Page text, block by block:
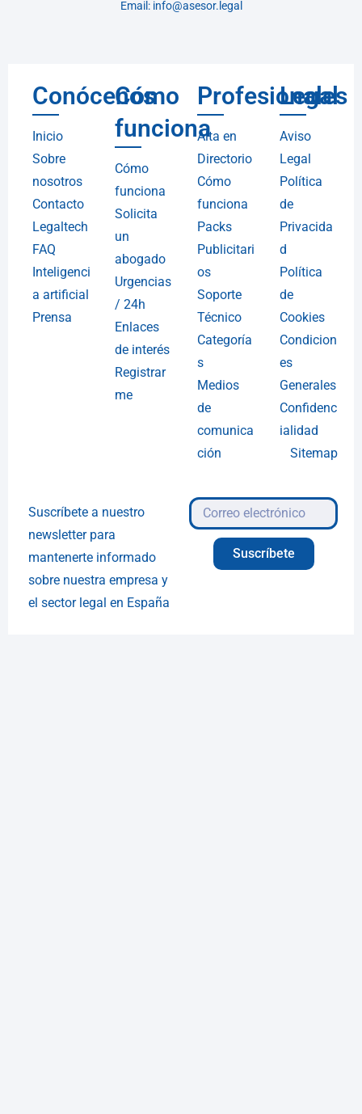
Email: info@asesor.legal
Conócenos
Inicio
Sobre
nosotros
Contacto
Legaltech
FAQ
Inteligenci
a artificial
Prensa
Cómo
funciona
Cómo
funciona
Solicita
un
abogado
Urgencias
/ 24h
Enlaces
de interés
Registrar
me
Profesionales
Alta en
Directorio
Cómo
funciona
Packs
Publicitari
os
Soporte
Técnico
Categoría
s
Medios
de
comunica
ción
Legal
Aviso
Legal
Política
de
Privacida
d
Política
de
Cookies
Condicion
es
Generales
Confidenc
ialidad
Sitemap
Suscríbete a nuestro
newsletter para
mantenerte informado
sobre nuestra empresa y
el sector legal en España
Suscríbete